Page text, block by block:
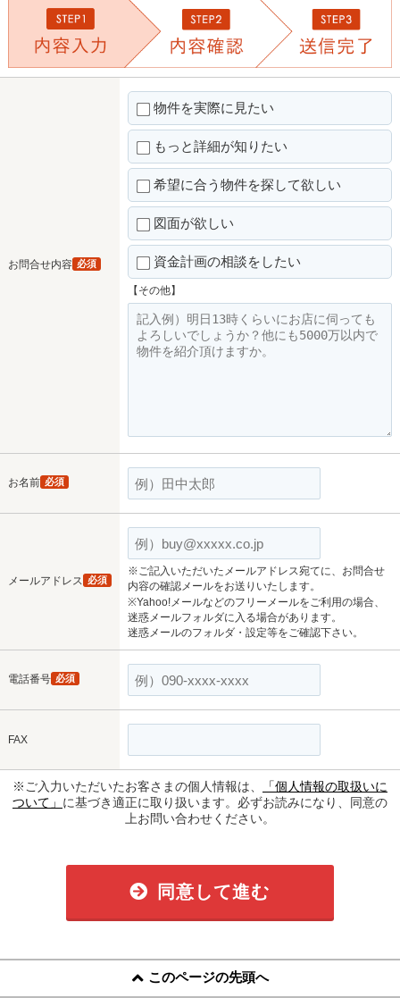
お問合せ内容 必須
物件を実際に見たい
もっと詳細が知りたい
希望に合う物件を探して欲しい
図面が欲しい
資金計画の相談をしたい
【その他】
お名前 必須
メールアドレス 必須
※ご記入いただいたメールアドレス宛てに、お問合せ
内容の確認メールをお送りいたします。
※Yahoo!メールなどのフリーメールをご利用の場合、
迷惑メールフォルダに入る場合があります。
迷惑メールのフォルダ・設定等をご確認下さい。
電話番号 必須
FAX
※ご入力いただいたお客さまの個人情報は、
「個人情報の取扱いに
ついて」 に基づき適正に取り扱います。必ずお読みになり、同意の
上お問い合わせください。
同意して進む
このページの先頭へ